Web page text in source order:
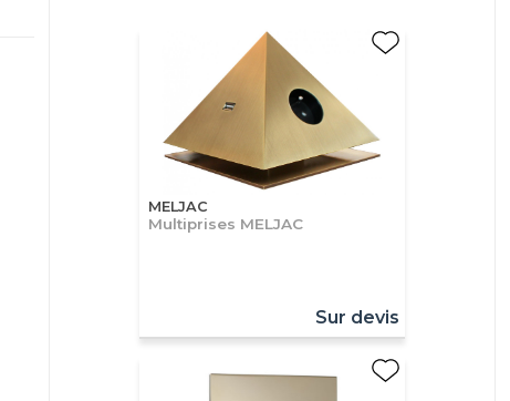
MELJAC
Multiprises MELJAC
Sur devis